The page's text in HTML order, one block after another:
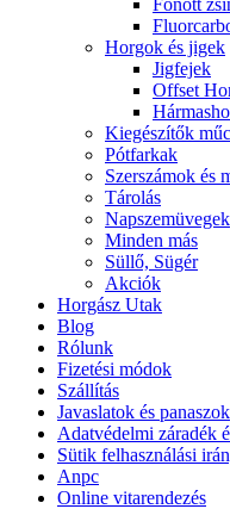
Horgok és jigek
Jigfejek
Offset
Kiegészítők
Pótfarkak
Szerszámok és
Tárolás
Napszemüvegek
Minden más
Süllő, Sügér
Akciók
Horgász Utak
Blog
Rólunk
Fizetési módok
Szállítás
Javaslatok és panaszok
Adatvédelmi záradék
Sütik felhasználási
Anpc
Online vitarendezés